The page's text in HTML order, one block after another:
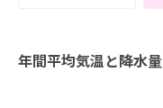
年間平均気温と降水量